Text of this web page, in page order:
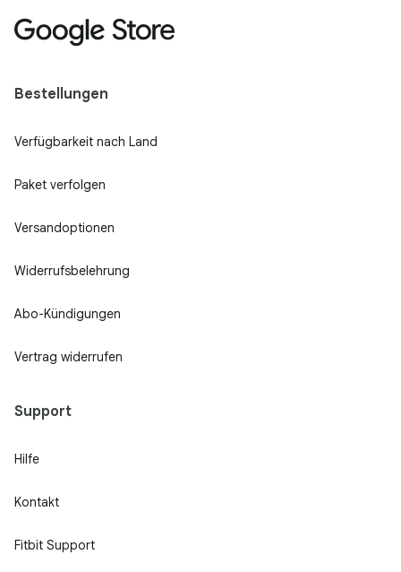
Bestellungen
Verfügbarkeit nach Land
Paket verfolgen
Versandoptionen
Widerrufsbelehrung
Abo-Kündigungen
Vertrag widerrufen
Support
Hilfe
Kontakt
Fitbit Support